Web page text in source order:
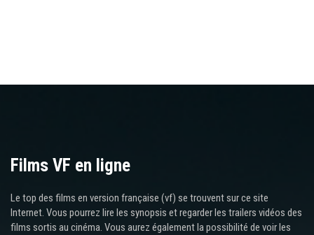
Films VF en ligne
Le top des films en version française (vf) se trouvent sur ce site
Internet. Vous pourrez lire les synopsis et regarder les trailers vidéos des
films sortis au cinéma. Vous aurez également la possibilité de voir les